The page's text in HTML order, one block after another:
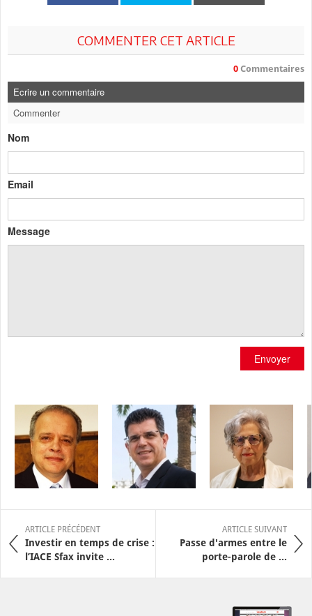
COMMENTER CET ARTICLE
0 Commentaires
Ecrire un commentaire
Commenter
Nom
Email
Message
Envoyer
ARTICLE PRÉCÉDENT
Investir en temps de crise :
l’IACE Sfax invite ...
ARTICLE SUIVANT
Passe d'armes entre le
porte-parole de ...